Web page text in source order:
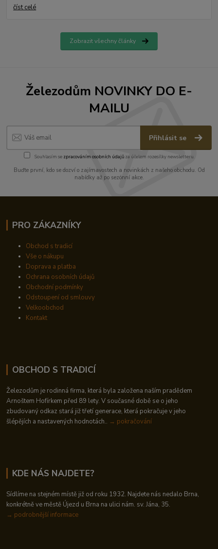
číst celé
Zobrazit všechny články
Železodům NOVINKY DO E-
MAILU
Přihlásit se
Souhlasím se zpracováním osobních údajůza účelem rozesílky newsletteru.
Buďte první, kdo se dozví o zajímavostech a novinkách z našeho obchodu. Od
nabídky až po sezónní akce.
PRO ZÁKAZNÍKY
Obchod s tradicí
Vše o nákupu
Doprava a platba
Ochrana osobních údajů
Obchodní podmínky
Odstoupení od smlouvy
Velkoobchod
Kontakt
OBCHOD S TRADICÍ
Železodům je rodinná firma, která byla založena naším pradědem
Arnoštem Hofírkem před 89 lety. V současné době se o jeho
zbudovaný odkaz stará již třetí generace, která pokračuje v jeho
šlépějích a nastavených hodnotách.. → pokračování
KDE NÁS NAJDETE?
Sídlíme na stejném místě již od roku 1932. Najdete nás nedalo Brna,
konkrétně ve městě Újezd u Brna na ulici nám. sv. Jána, 35.
→ podrobnější informace